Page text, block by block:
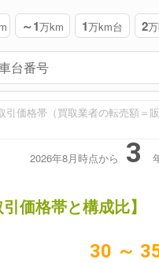
～1万km 1万km台 2
引価格帯（買取業者の転売額＝
2026年8月時点から 3
引価格帯と構成比】
30 ～